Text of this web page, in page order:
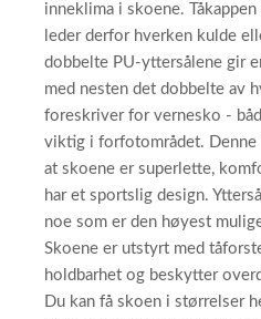
inneklima i skoene.
leder derfor hverken kulde
dobbelte PU-yttersålene gir
med nesten det dobbelte av
foreskriver for vernesko -
viktig i forfotområdet. Denne
at skoene er superlette,
har et sportslig design.
noe som er den høyest
Skoene er utstyrt med
holdbarhet og beskytter
Du kan få skoen i størrelser